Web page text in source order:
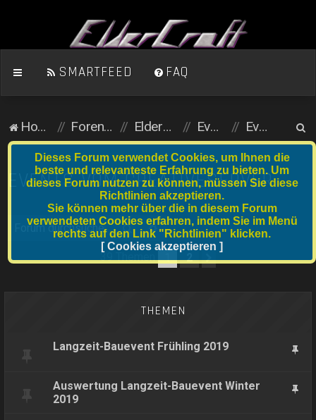
SMARTFEED FAQ
Homepage Foren-Übersicht ElderCraft (Minecraft) Events Events vom Creativeserver
u
EVENTS VOM CREATIVESERVER
SucheErweiterte Suche
39 Themen 1 2 Nächste
THEMEN
Langzeit-Bauevent Frühling 2019
Auswertung Langzeit-Bauevent Winter
2019
Dieses Forum verwendet Cookies, um Ihnen die
beste und relevanteste Erfahrung zu bieten. Um
dieses Forum nutzen zu können, müssen Sie diese
Richtlinien akzeptieren.
Sie können mehr über die in diesem Forum
verwendeten Cookies erfahren, indem Sie im Menü
rechts auf den Link "Richtlinien" klicken.
[ Cookies akzeptieren ]